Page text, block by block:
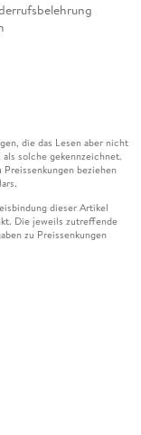
die das Lesen aber nicht
solche gekennzeichnet.
beziehen
dieser Artikel
Die jeweils zutreffende
zu Preissenkungen